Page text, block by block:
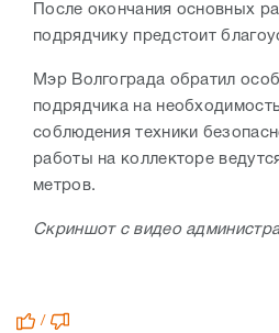
После окончания основных
подрядчику предстоит
Мэр Волгограда обратил
подрядчика на
соблюдения техники
работы на коллекторе
метров.
Скриншот с видео
/